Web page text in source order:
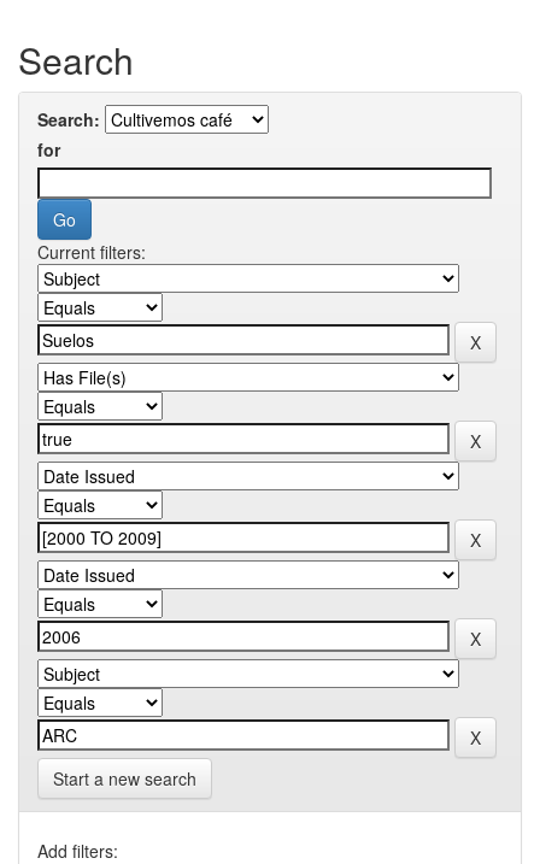
Search
Search:
for
Current filters:
Start a new search
Add filters: